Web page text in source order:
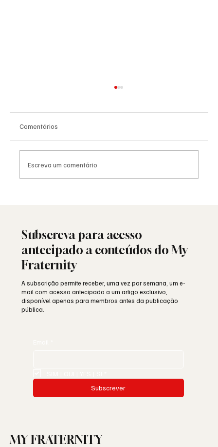
Comentários
Escreva um comentário
Subscreva para acesso
antecipado a conteúdos do My
Fraternity
A subscrição permite receber, uma vez por semana, um e-
mail com acesso antecipado a um artigo exclusivo,
disponível apenas para membros antes da publicação
pública.
Subscrever
MY FRATERNITY